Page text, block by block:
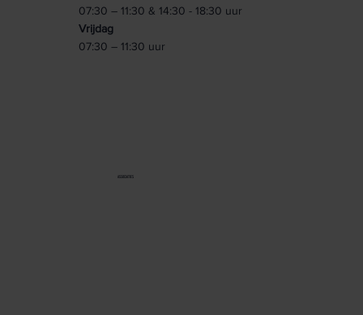
07:30 – 11:30 & 14:30 - 18:30 uur
Vrijdag
07:30 – 11:30 uur
ASSOCIATIES